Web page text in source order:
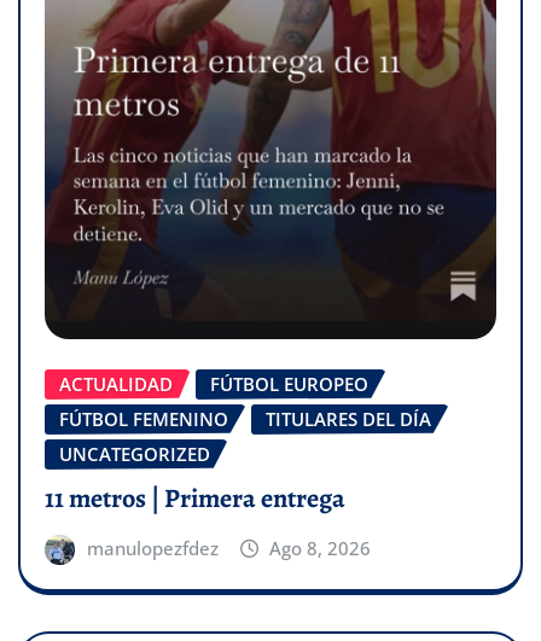
ACTUALIDAD
FÚTBOL EUROPEO
FÚTBOL FEMENINO
TITULARES DEL DÍA
UNCATEGORIZED
11 metros | Primera entrega
manulopezfdez Ago 8, 2026